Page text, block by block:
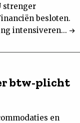
strenger
besloten.
intensiveren...
btw-plicht
en